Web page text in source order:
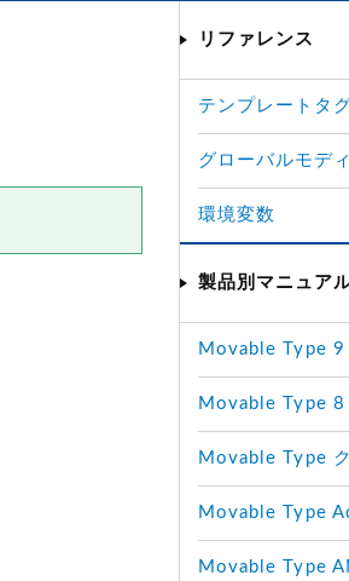
リファレンス
テンプレートタグ
グローバルモデ
環境変数
製品別マニュア
Movable Type 9
Movable Type 8
Movable Type
Movable Type
Movable Type